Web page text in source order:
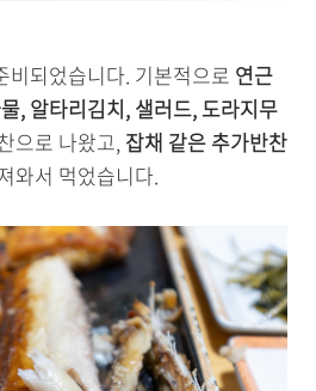
비되었습니다. 기본적으로 연근
, 알타리김치, 샐러드, 도라지무
으로 나왔고, 잡채 같은 추가반찬
와서 먹었습니다.